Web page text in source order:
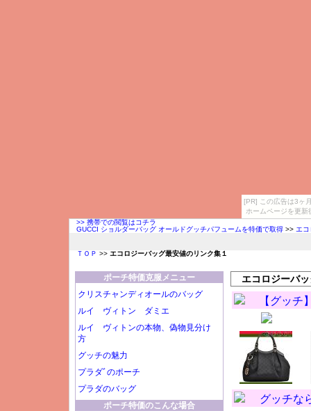
[PR] この広告は3ヶ
ホームページを更
>> 携帯での閲覧はコチラ
GUCCI ショルダーバッグ オールドグッチパフュームを特価で取得>> エ
ＴＯＰ >> エコロジーバッグ最安値のリンク集１
エコロジーバ
【グッチ
グッチな
ポーチ特価克服メニュー
クリスチャンディオールのバッグ
ルイ ヴィトン ダミエ
ルイ ヴィトンの本物、偽物見分け
方
グッチの魅力
プラダﾞのポーチ
プラダのバッグ
ポーチ特価のこんな場合